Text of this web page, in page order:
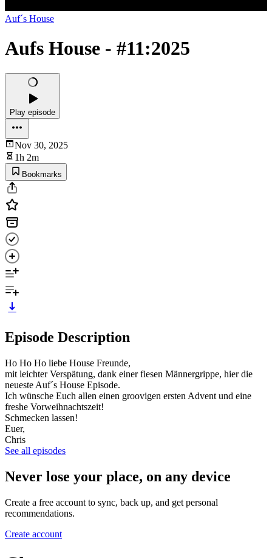
Auf´s House
Aufs House - #11:2025
Play episode
Nov 30, 2025
1h 2m
Bookmarks
Episode Description
Ho Ho Ho liebe House Freunde,
mit leichter Verspätung, dank einer fiesen Männergrippe, hier die
neueste Auf´s House Episode.
Ich wünsche Euch allen einen groovigen ersten Advent und eine
freshe Vorweihnachtszeit!
Schmecken lassen!
Euer,
Chris
See all episodes
Never lose your place, on any device
Create a free account to sync, back up, and get personal
recommendations.
Create account